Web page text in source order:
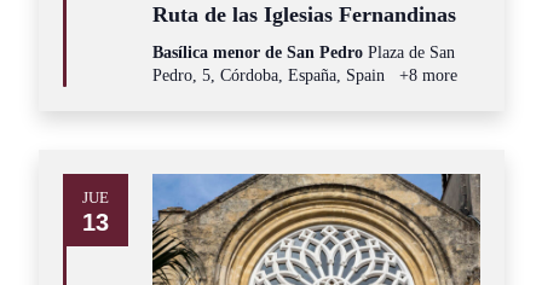
Ruta de las Iglesias Fernandinas
Basílica menor de San Pedro Plaza de San
Pedro, 5, Córdoba, España, Spain
+8 more
JUE
13